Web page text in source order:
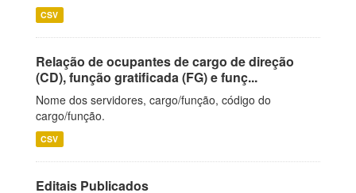
CSV
Relação de ocupantes de cargo de direção
(CD), função gratificada (FG) e funç...
Nome dos servidores, cargo/função, código do
cargo/função.
CSV
Editais Publicados